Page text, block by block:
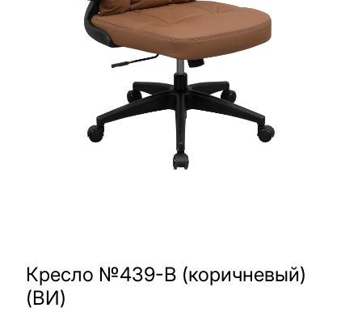
Кресло №439-B (коричневый)
(ВИ)